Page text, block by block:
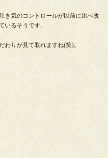
き気のコントロールが以前に比べ改
いるそうです。
わりが見て取れますね(笑)。